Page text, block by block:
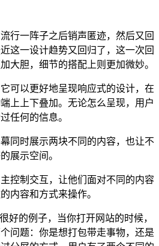
行一阵子之后销声匿迹，然后又回
这一设计趋势又回归了，这一次回
大胆，细节的搭配上则更加微妙。
可以更好地呈现响应式的设计，在
上上下叠加。无论怎么呈现，用户
任何的信息。
同时展示两块不同的内容，也让不
展示空间。
控制交互，让他们面对不同的内容
内容和方式来操作。
好的例子，当你打开网站的时候，
问题：你是想打包带走事物，还是